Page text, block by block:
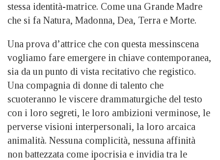
stessa identità-matrice. Come una Grande Madre
che si fa Natura, Madonna, Dea, Terra e Morte.
Una prova d’attrice che con questa messinscena
vogliamo fare emergere in chiave contemporanea,
sia da un punto di vista recitativo che registico.
Una compagnia di donne di talento che
scuoteranno le viscere drammaturgiche del testo
con i loro segreti, le loro ambizioni verminose, le
perverse visioni interpersonali, la loro arcaica
animalità. Nessuna complicità, nessuna affinità
non battezzata come ipocrisia e invidia tra le